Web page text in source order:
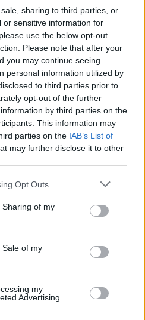
sharing to third parties, or
or sensitive information for
use the below opt-out
Please note that after your
you may continue seeing
personal information utilized by
to third parties prior to
opt-out of the further
by third parties on the
This information may
parties on the IAB’s List of
may further disclose it to other
app uses one or more Google
behaviour. You may click to
and its third-party tags to
purposes in below Google
Opt Outs
of my
of my
my
Advertising.
e analisi in tempo
in calendario tra il
la serie rappresenta uno
più densi dell’estate;
le due nazionali
tattiche e
elementi per costruire
46enne torinese dal look
è un analista tattico che
clip in racconti social. Ricorda
Torino: da
la sua linea editoriale,